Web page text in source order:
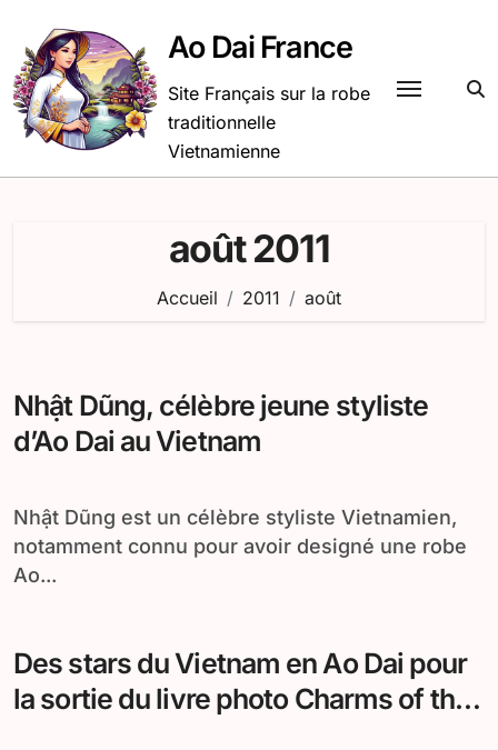
contenu
Ao Dai France
Site Français sur la robe
traditionnelle
Vietnamienne
août 2011
Accueil 2011 août
Nhật Dũng, célèbre jeune styliste
d’Ao Dai au Vietnam
Nhật Dũng est un célèbre styliste Vietnamien,
notamment connu pour avoir designé une robe
Ao...
Des stars du Vietnam en Ao Dai pour
la sortie du livre photo Charms of the